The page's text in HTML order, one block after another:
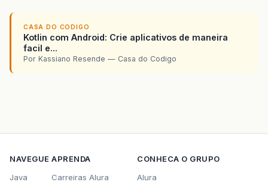
CASA DO CODIGO
Kotlin com Android: Crie aplicativos de maneira
facil e...
Por Kassiano Resende — Casa do Codigo
NAVEGUE
Java
APRENDA
Carreiras Alura
CONHECA O GRUPO
Alura